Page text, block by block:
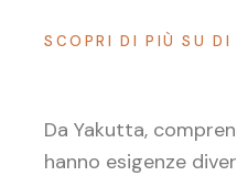
SCOPRI DI PIÙ SU DI
Da Yakutta,
hanno esigenze